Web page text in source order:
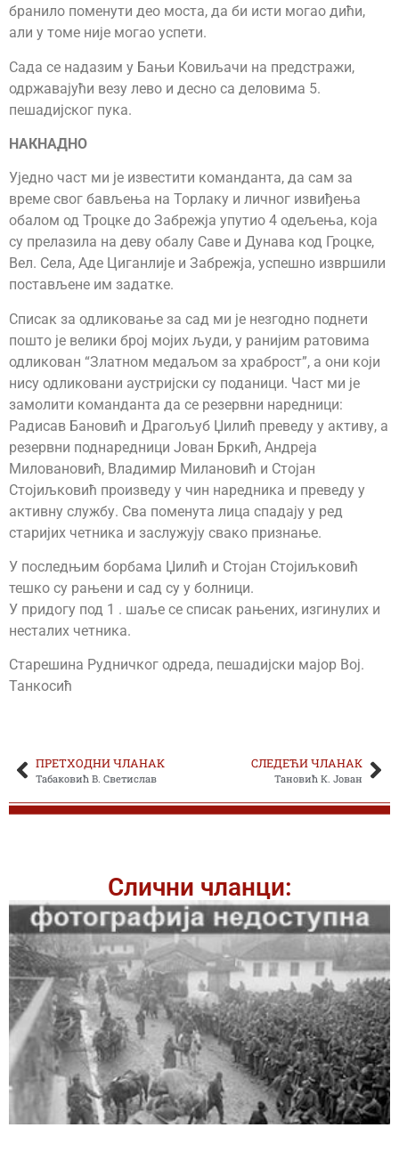
бранило поменути део моста, да би исти могао дићи,
али у томе није могао успети.
Сада се надазим у Бањи Ковиљачи на предстражи,
одржавајући везу лево и десно са деловима 5.
пешадијског пука.
НАКНАДНО
Уједно част ми је известити команданта, да сам за
време свог бављења на Торлаку и личног извиђења
обалом од Троцке до Забрежја упутио 4 одељења, која
су прелазила на деву обалу Саве и Дунава код Гроцке,
Вел. Села, Аде Циганлије и Забрежја, успешно извршили
постављене им задатке.
Списак за одликовање за сад ми је незгодно поднети
пошто је велики број мојих људи, у ранијим ратовима
одликован “Златном медаљом за храброст”, а они који
нису одликовани аустријски су поданици. Част ми је
замолити команданта да се резервни наредници:
Радисав Бановић и Драгољуб Џилић преведу у активу, а
резервни поднаредници Јован Бркић, Андреја
Миловановић, Владимир Милановић и Стојан
Стојиљковић произведу у чин наредника и преведу у
активну службу. Сва поменута лица спадају у ред
старијих четника и заслужују свако признање.
У последњим борбама Џилић и Стојан Стојиљковић
тешко су рањени и сад су у болници.
У придогу под 1 . шаље се списак рањених, изгинулих и
несталих четника.
Старешина Рудничког одреда, пешадијски мајор Вој.
Танкосић
ПРЕТХОДНИ ЧЛАНАК
Табаковић В. Светислав
СЛЕДЕЋИ ЧЛАНАК
Тановић К. Јован
Слични чланци: